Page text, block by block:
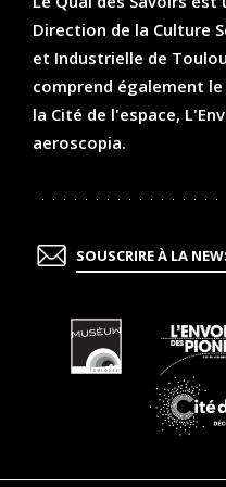
Direction de la Culture
et Industrielle de
comprend également
la Cité de l'espace,
aeroscopia.
SOUSCRIRE À LA
En
savoir
plus